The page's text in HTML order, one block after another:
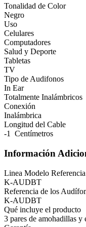
Tonalidad de Color
Negro
Uso
Celulares
Computadores
Salud y Deporte
Tabletas
TV
Tipo de Audifonos
In Ear
Totalmente Inalámbricos
Conexión
Inalámbrica
Longitud del Cable
-1 Centímetros
Información
Linea Modelo Referencia
K-AUDBT
Referencia de los
K-AUDBT
Qué incluye el producto
3 pares de amohadillas y